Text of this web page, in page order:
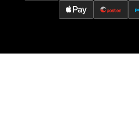
Strandtorget, 2609 Lillehammer